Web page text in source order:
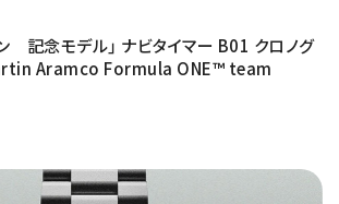
ン 記念モデル」 ナビタイマー B01 クロノグ
Aramco Formula ONE™ team